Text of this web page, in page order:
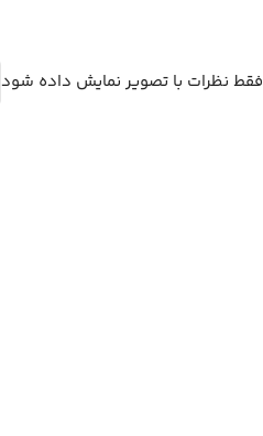
فقط نظرات با تصویر نمایش داده شود